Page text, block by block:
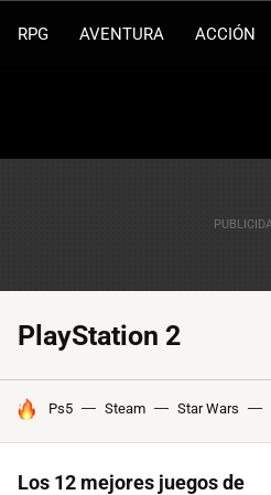
RPG AVENTURA ACCIÓN
PlayStation 2
HOY SE HABLA DE
Ps5 Steam Star Wars
Los 12 mejores juegos de